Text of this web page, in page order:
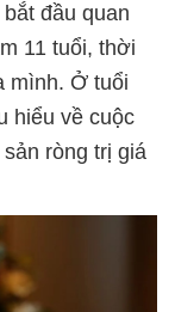
đầu quan
11 tuổi, thời
mình. Ở tuổi
hiểu về cuộc
ròng trị giá